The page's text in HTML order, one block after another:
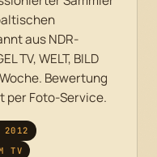
aus NDR-
TV, WELT, BILD
Bewertung
Foto-Service.
2012
TV